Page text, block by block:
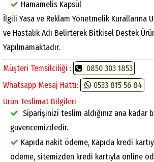
Hamamelis Kapsül
İlgili Yasa ve Reklam Yönetmelik Kurallarına
ve Hastalık Adı Belirterek Bitkisel Destek
Yapılmamaktadır.
Müşteri Temsilciliği :
0850 303 1853
Whatsapp Mesaj Hattı:
0533 815 56 84
Ürün Teslimat Bilgileri
Siparişinizi teslim aldığınız ana kadar
güvencemizdedir.
Kapıda nakit ödeme, Kapıda kredi
ödeme, sitemizden kredi kartıyla online